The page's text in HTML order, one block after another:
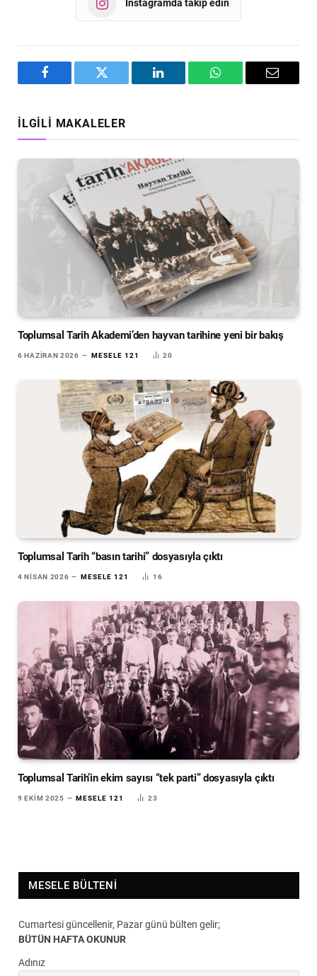
Instagramda takip edin
Facebook Twitter LinkedIn WhatsAppEmail
İLGILI MAKALELER
Toplumsal Tarih Akademi’den hayvan tarihine yeni bir bakış
6 HAZIRAN 2026 MESELE 121 20
Toplumsal Tarih “basın tarihi” dosyasıyla çıktı
4 NISAN 2026 MESELE 121 16
Toplumsal Tarih’in ekim sayısı “tek parti” dosyasıyla çıktı
9 EKIM 2025 MESELE 121 23
MESELE BÜLTENI
Cumartesi güncellenir, Pazar günü bülten gelir;
BÜTÜN HAFTA OKUNUR
Adınız